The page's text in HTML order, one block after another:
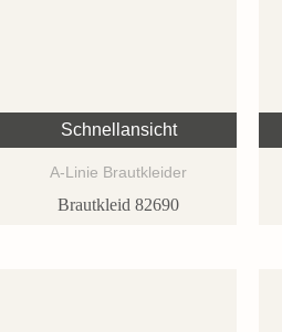
Schnellansicht
A-Linie Brautkleider
Brautkleid 82690